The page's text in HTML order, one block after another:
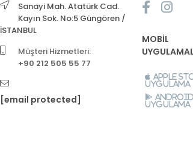
Sanayi Mah. Atatürk Cad.
Kayın Sok. No:5 Güngören /
İSTANBUL
Müşteri Hizmetleri:
+90 212 505 55 77
[email protected]
MOBİL
Apple
Uygulama
Android
Uygulama